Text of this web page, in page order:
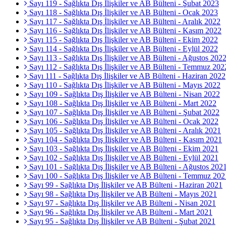
Sayı 119 - Sağlıkta Dış İlişkiler ve AB Bülteni - Şubat 2023
Sayı 118 - Sağlıkta Dış İlişkiler ve AB Bülteni - Ocak 2023
Sayı 117 - Sağlıkta Dış İlişkiler ve AB Bülteni - Aralık 2022
Sayı 116 - Sağlıkta Dış İlişkiler ve AB Bülteni - Kasım 2022
Sayı 115 - Sağlıkta Dış İlişkiler ve AB Bülteni - Ekim 2022
Sayı 114 - Sağlıkta Dış İlişkiler ve AB Bülteni - Eylül 2022
Sayı 113 - Sağlıkta Dış İlişkiler ve AB Bülteni - Ağustos 2022
Sayı 112 - Sağlıkta Dış İlişkiler ve AB Bülteni - Temmuz
Sayı 111 - Sağlıkta Dış İlişkiler ve AB Bülteni - Haziran 2022
Sayı 110 - Sağlıkta Dış İlişkiler ve AB Bülteni - Mayıs 2022
Sayı 109 - Sağlıkta Dış İlişkiler ve AB Bülteni - Nisan 2022
Sayı 108 - Sağlıkta Dış İlişkiler ve AB Bülteni - Mart 2022
Sayı 107 - Sağlıkta Dış İlişkiler ve AB Bülteni - Şubat 2022
Sayı 106 - Sağlıkta Dış İlişkiler ve AB Bülteni - Ocak 2022
Sayı 105 - Sağlıkta Dış İlişkiler ve AB Bülteni - Aralık 2021
Sayı 104 - Sağlıkta Dış İlişkiler ve AB Bülteni - Kasım 2021
Sayı 103 - Sağlıkta Dış İlişkiler ve AB Bülteni - Ekim 2021
Sayı 102 - Sağlıkta Dış İlişkiler ve AB Bülteni - Eylül 2021
Sayı 101 - Sağlıkta Dış İlişkiler ve AB Bülteni - Ağustos 2021
Sayı 100 - Sağlıkta Dış İlişkiler ve AB Bülteni - Temmuz
Sayı 99 - Sağlıkta Dış İlişkiler ve AB Bülteni - Haziran 2021
Sayı 98 - Sağlıkta Dış İlişkiler ve AB Bülteni - Mayıs 2021
Sayı 97 - Sağlıkta Dış İlişkiler ve AB Bülteni - Nisan 2021
Sayı 96 - Sağlıkta Dış İlişkiler ve AB Bülteni - Mart 2021
Sayı 95 - Sağlıkta Dış İlişkiler ve AB Bülteni - Şubat 2021